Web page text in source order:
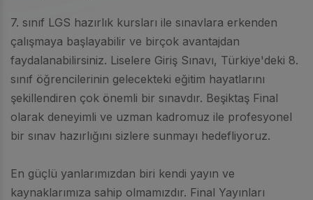
7. sınıf LGS hazırlık kursları ile sınavlara erkenden
çalışmaya başlayabilir ve birçok avantajdan
faydalanabilirsiniz. Liselere Giriş Sınavı, Türkiye'deki 8.
sınıf öğrencilerinin gelecekteki eğitim hayatlarını
şekillendiren çok önemli bir sınavdır. Beşiktaş Final
olarak deneyimli ve uzman kadromuz ile profesyonel
bir sınav hazırlığını sizlere sunmayı hedefliyoruz.
En güçlü yanlarımızdan biri kendi yayın ve
kaynaklarımıza sahip olmamızdır. Final Yayınları